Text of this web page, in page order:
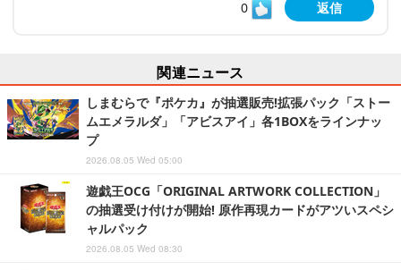
0 返信
関連ニュース
しまむらで『ポケカ』が抽選販売!拡張パック「ストー
ムエメラルダ」「アビスアイ」各1BOXをラインナッ
プ
2026.08.05 Wed 05:00
遊戯王OCG「ORIGINAL ARTWORK COLLECTION」
の抽選受け付けが開始! 原作再現カードがアツいスペシ
ャルパック
2026.08.05 Wed 08:30